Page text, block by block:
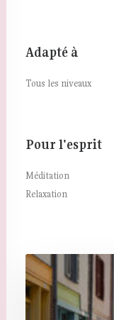
Adapté à
Tous les niveaux
Pour l'esprit
Méditation
Relaxation